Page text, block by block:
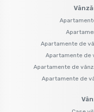
Apartamente de
Apartamente de
Apartamente de
Apartamente de